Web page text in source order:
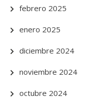
febrero 2025
enero 2025
diciembre 2024
noviembre 2024
octubre 2024